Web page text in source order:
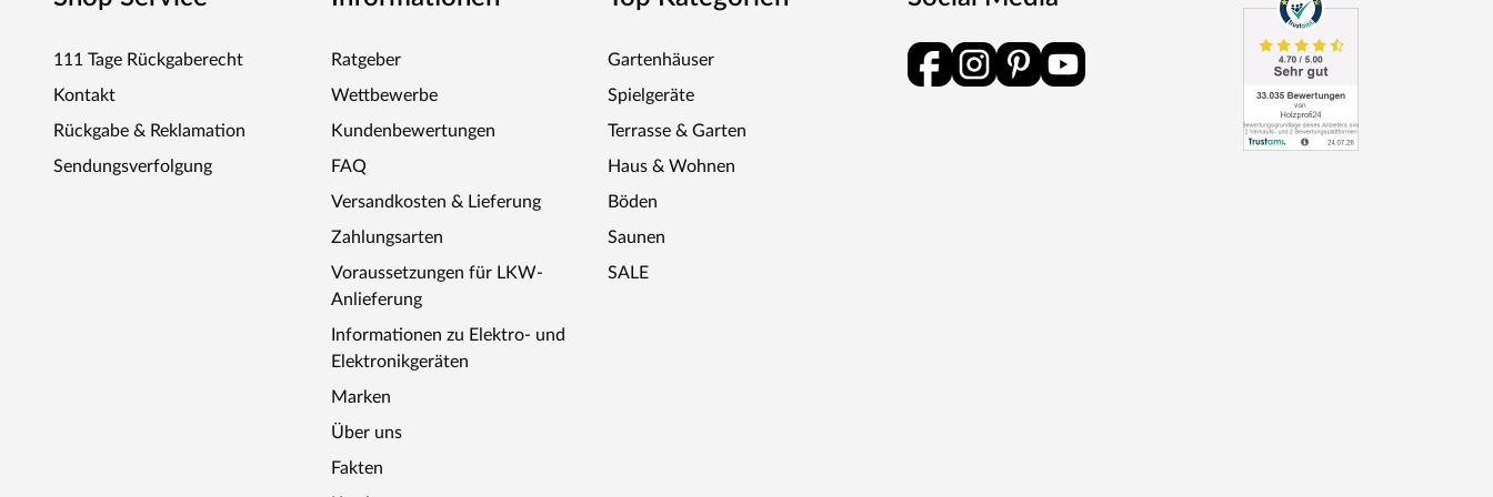
111 Tage Rückgaberecht
Kontakt
Rückgabe & Reklamation
Sendungsverfolgung
Ratgeber
Wettbewerbe
Kundenbewertungen
FAQ
Versandkosten & Lieferung
Zahlungsarten
Voraussetzungen für LKW-
Anlieferung
Informationen zu Elektro- und
Elektronikgeräten
Marken
Über uns
Fakten
Gartenhäuser
Spielgeräte
Terrasse & Garten
Haus & Wohnen
Böden
Saunen
SALE